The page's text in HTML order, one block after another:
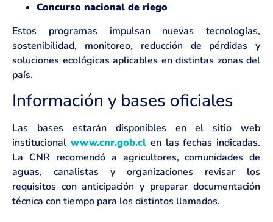
Concurso nacional de riego
Estos programas impulsan nuevas tecnologías,
sostenibilidad, monitoreo, reducción de pérdidas y
soluciones ecológicas aplicables en distintas zonas del
país.
Información y bases oficiales
Las bases estarán disponibles en el sitio web
institucional www.cnr.gob.clen las fechas indicadas.
La CNR recomendó a agricultores, comunidades de
aguas, canalistas y organizaciones revisar los
requisitos con anticipación y preparar documentación
técnica con tiempo para los distintos llamados.